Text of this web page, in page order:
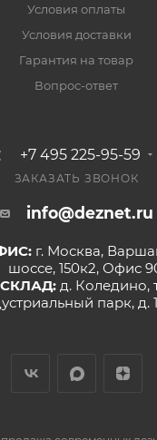
Условия оплаты
Условия доставки
Гарантия на товар
Вопрос-ответ
+7 495 225-95-59
ЗАКАЗАТЬ ЗВОНОК
info@deznet.ru
г. Москва,
шоссе, 150к2, Офис
СКЛАД: д. Коледино,
парк, д.